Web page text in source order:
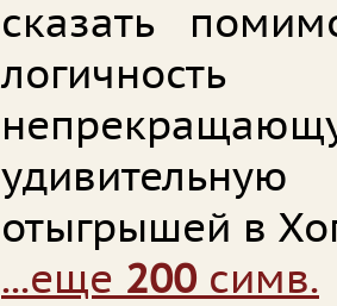
сказать
удивительную
отыгрышей в
...еще 200 симв.